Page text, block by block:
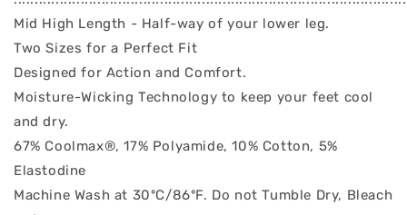
Mid High Length - Half-way of your lower leg.
Two Sizes for a Perfect Fit
Designed for Action and Comfort.
Moisture-Wicking Technology to keep your feet cool
and dry.
67% Coolmax®, 17% Polyamide, 10% Cotton, 5%
Elastodine
Machine Wash at 30ºC/86ºF. Do not Tumble Dry, Bleach